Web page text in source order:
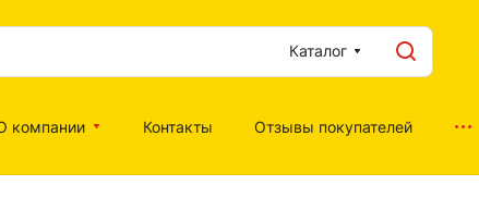
Каталог
компании Контакты Отзывы покупателей